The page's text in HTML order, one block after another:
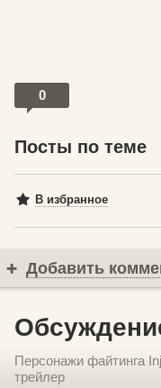
0
Посты по теме
В избранное
Добавить
Персонажи файтинга
трейлер